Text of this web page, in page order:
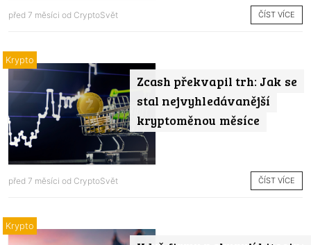
před 7 měsíci od CryptoSvět ČÍST VÍCE
Zcash překvapil trh: Jak se
stal nejvyhledávanější
kryptoměnou měsíce
Krypto
před 7 měsíci od CryptoSvět ČÍST VÍCE
Krypto